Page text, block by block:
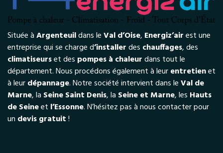
Située àArgenteuildans leVal d’Oise, Energiz’airest une
entreprise qui se charge d’installerdes chauffages, des
climatiseurset des pompes à chaleurdans tout le
département. Nous procédons également à leurentretienet
à leurdépannage. Notre société intervient dans leVal de
Marne, la Seine Saint Denis, la Seine et Marne, les Hauts
de Seineet l’Essonne. N’hésitez pas à nous contacter pour
un devis gratuit!